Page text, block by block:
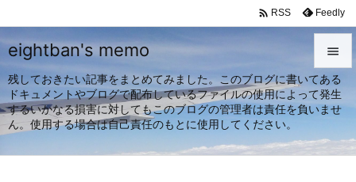
eightban's memo
残しておきたい記事をまとめてみました。このブログに書いてある
ドキュメントやブログで配布しているファイルの使用によって発生
するいかなる損害に対してもこのブログの管理者は責任を負いませ
ん。使用する場合は自己責任のもとに使用してください。


メニュ
サイド
 RSS Feedly